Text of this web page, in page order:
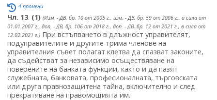
4 промени
Чл. 13. (1) (Изм. - ДВ, бр. 10 от 2005 г., изм. - ДВ, бр. 59 от 2006 г., в сила от
01.01.2007 г., доп. - ДВ, бр. 106 от 2018 г., доп. - ДВ, бр. 12 от 2021 г., в сила от
12.02.2021 г.) При встъпването в длъжност управителят,
подуправителите и другите трима членове на
управителния съвет полагат клетва да спазват законите,
да съдействат за независимо осъществяване на
поверените на банката функции, както и да пазят
служебната, банковата, професионалната, търговската
или друга правнозащитена тайна, включително и след
прекратяване на правомощията им.